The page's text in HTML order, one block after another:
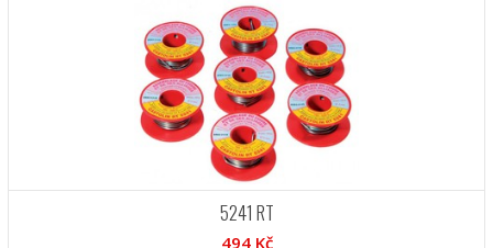
5241 RT
494 Kč